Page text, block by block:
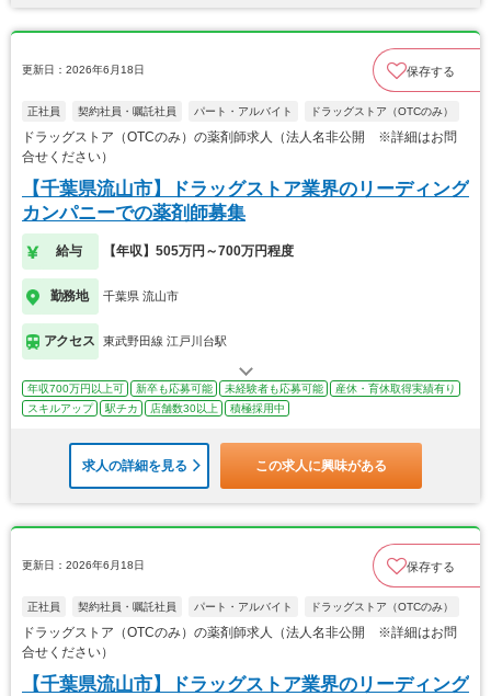
更新日：2026年6月18日 保存する
正社員 契約社員・嘱託社員 パート・アルバイト ドラッグストア（OTCのみ）
ドラッグストア（OTCのみ）の薬剤師求人（法人名非公開 ※詳細はお問
合せください）
【千葉県流山市】ドラッグストア業界のリーディング
カンパニーでの薬剤師募集
給与 【年収】505万円～700万円程度
勤務地 千葉県 流山市
アクセス 東武野田線 江戸川台駅
年収700万円以上可 新卒も応募可能 未経験者も応募可能
産休・育休取得実績有り
スキルアップ
駅チカ 店舗数30以上 積極採用中
求人の詳細を見る この求人に興味がある
更新日：2026年6月18日 保存する
正社員 契約社員・嘱託社員 パート・アルバイト ドラッグストア（OTCのみ）
ドラッグストア（OTCのみ）の薬剤師求人（法人名非公開 ※詳細はお問
合せください）
【千葉県流山市】ドラッグストア業界のリーディング